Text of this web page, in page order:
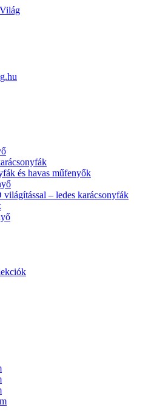
és havas műfenyők
– ledes karácsonyfák